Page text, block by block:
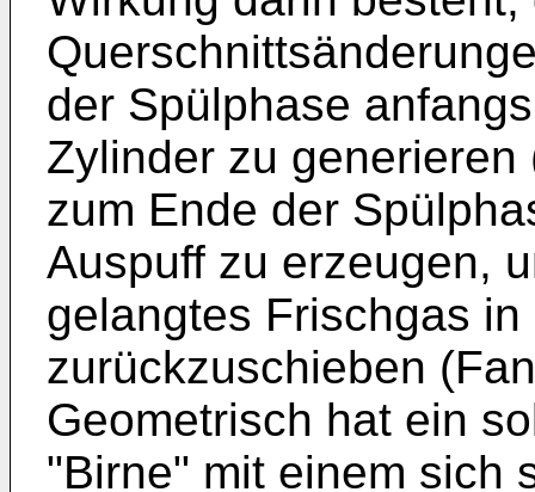
der Spülphase
Zylinder zu
zum Ende der
Auspuff zu erzeugen,
gelangtes Frischgas
zurückzuschieben
Geometrisch hat ein
"Birne" mit einem sich